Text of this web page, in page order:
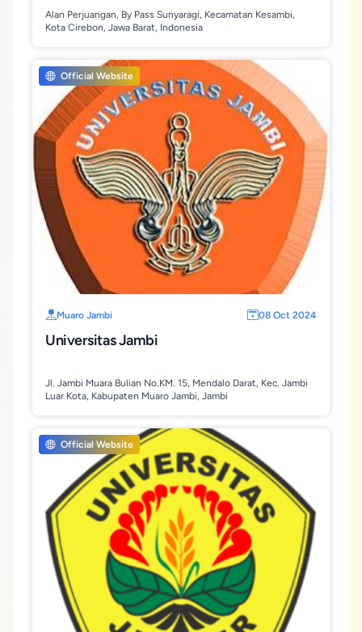
Alan Perjuangan, By Pass Sunyaragi, Kecamatan Kesambi,
Kota Cirebon, Jawa Barat, Indonesia
Official Website
Muaro Jambi 08 Oct 2024
Universitas Jambi
Jl. Jambi Muara Bulian No.KM. 15, Mendalo Darat, Kec. Jambi
Luar Kota, Kabupaten Muaro Jambi, Jambi
Official Website